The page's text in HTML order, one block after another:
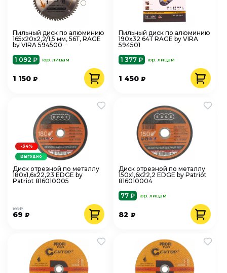
Пильный диск по алюминию
165х20х2,2/1,5 мм, 56Т, RAGE
by VIRA 594500
1 092 ₽
юр. лицам
1 150 ₽
Пильный диск по алюминию
190х32 64Т RAGE by VIRA
594501
1 377 ₽
юр. лицам
1 450₽
Диск отрезной по металлу
180х1,6х22,23 EDGE by
Patriot 816010005
69 ₽
105 ₽
-34%
Выгодно
Диск отрезной по металлу
150х1,6х22,2 EDGE by Patriot
816010004
77 ₽
юр. лицам
82₽